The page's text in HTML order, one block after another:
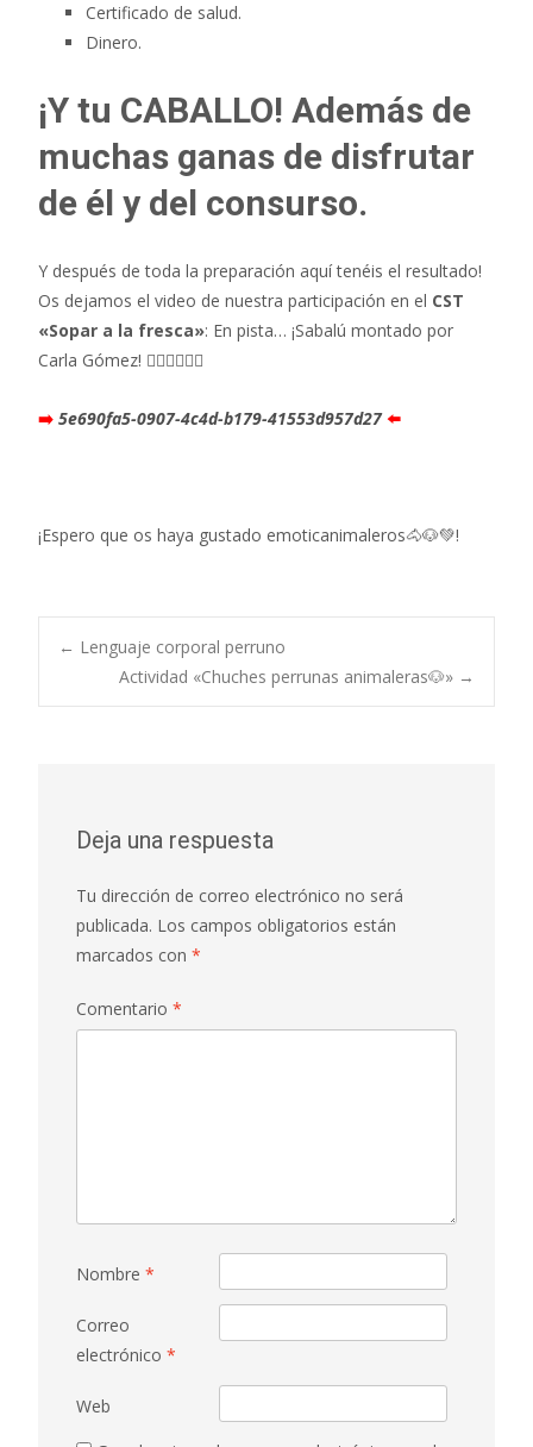
Certificado de salud.
Dinero.
¡Y tu CABALLO! Además de
muchas ganas de disfrutar
de él y del consurso.
Y después de toda la preparación aquí tenéis el resultado!
Os dejamos el video de nuestra participación en el CST
«Sopar a la fresca»: En pista… ¡Sabalú montado por
Carla Gómez! 👇🏼🙌🏼✌🏼
➡️ 5e690fa5-0907-4c4d-b179-41553d957d27 ⬅️
¡Espero que os haya gustado emoticanimaleros🐴🐶💚!
Navegación de
← Lenguaje corporal perruno
Actividad «Chuches perrunas animaleras🐶» →
Deja una respuesta
Tu dirección de correo electrónico no será
publicada. Los campos obligatorios están
marcados con *
Comentario *
Nombre *
Correo
electrónico *
Web